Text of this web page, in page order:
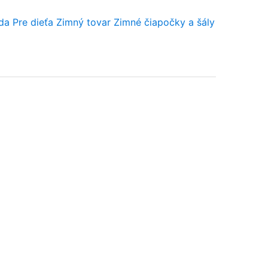
Pre dieťa Zimný tovar Zimné čiapočky a šály